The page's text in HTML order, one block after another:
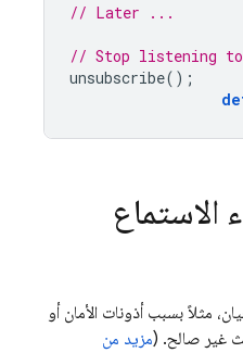
// Later ...
// Stop listening to
unsubscribe();
الاستماع
مثلاً بسبب أذونات الأمان أو
غير صالح. (مزيد من